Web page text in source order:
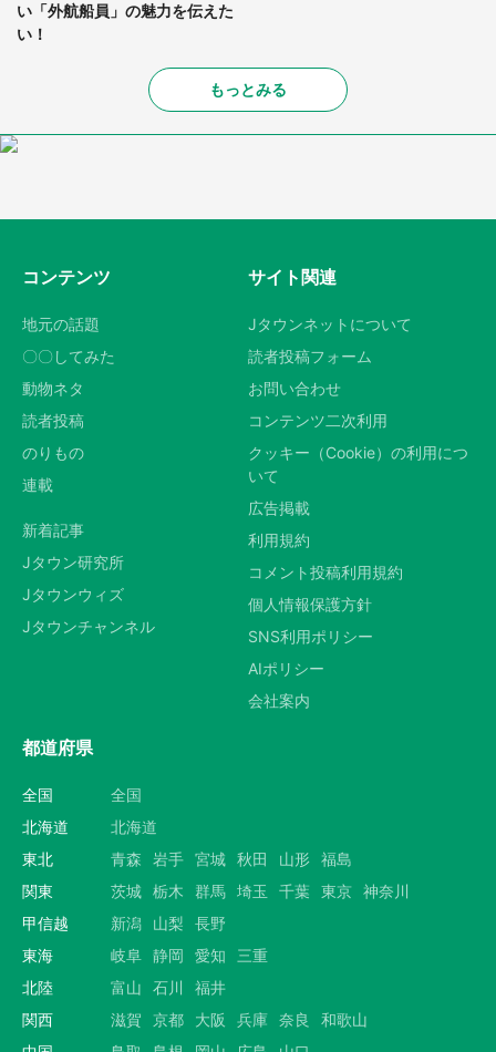
い「外航船員」の魅力を伝えた
い！
もっとみる
コンテンツ
地元の話題
〇〇してみた
動物ネタ
読者投稿
のりもの
連載
新着記事
Jタウン研究所
Jタウンウィズ
Jタウンチャンネル
サイト関連
Jタウンネットについて
読者投稿フォーム
お問い合わせ
コンテンツ二次利用
クッキー（Cookie）の利用につ
いて
広告掲載
利用規約
コメント投稿利用規約
個人情報保護方針
SNS利用ポリシー
AIポリシー
会社案内
都道府県
全国
全国
北海道
北海道
東北
青森 岩手 宮城 秋田 山形 福島
関東
茨城 栃木 群馬 埼玉 千葉 東京 神奈川
甲信越
新潟 山梨
長野
東海
岐阜 静岡 愛知
三重
北陸
富山 石川
福井
関西
滋賀 京都 大阪 兵庫 奈良
和歌山